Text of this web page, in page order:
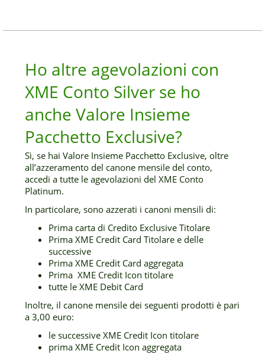
Ho altre agevolazioni con
XME Conto Silver se ho
anche Valore Insieme
Pacchetto Exclusive?
Sì, se hai Valore Insieme Pacchetto Exclusive, oltre
all’azzeramento del canone mensile del conto,
accedi a tutte le agevolazioni del XME Conto
Platinum.
In particolare, sono azzerati i canoni mensili di:
Prima carta di Credito Exclusive Titolare
Prima XME Credit Card Titolare e delle
successive
Prima XME Credit Card aggregata
Prima XME Credit Icon titolare
tutte le XME Debit Card
Inoltre, il canone mensile dei seguenti prodotti è pari
a 3,00 euro:
le successive XME Credit Icon titolare
prima XME Credit Icon aggregata